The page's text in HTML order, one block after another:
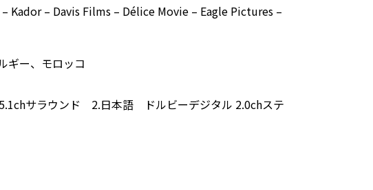
Kador – Davis Films – Délice Movie – Eagle Pictures –
ギー、モロッコ
サラウンド 2.日本語 ドルビーデジタル 2.0chステ